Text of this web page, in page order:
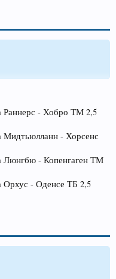
- Хобро ТМ 2,5
- Хорсенс
- Копенгаген ТМ
- Оденсе ТБ 2,5